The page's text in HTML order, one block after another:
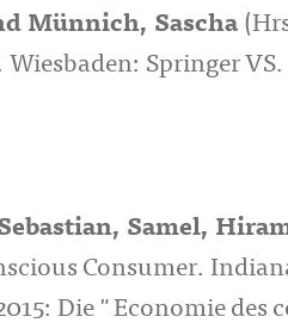
Münnich, Sascha
Springer
Samel,
Consumer.
Die "Economie des